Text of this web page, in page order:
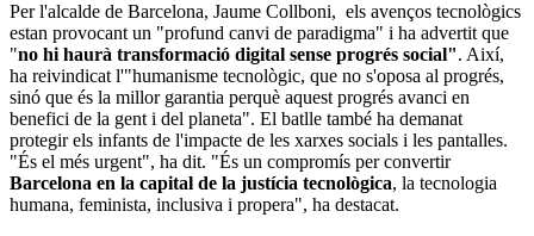
Per l'alcalde de Barcelona, Jaume Collboni, els avenços tecnològics
estan provocant un "profund canvi de paradigma" i ha advertit que
"no hi haurà transformació digital sense progrés social". Així,
ha reivindicat l'"humanisme tecnològic, que no s'oposa al progrés,
sinó que és la millor garantia perquè aquest progrés avanci en
benefici de la gent i del planeta". El batlle també ha demanat
protegir els infants de l'impacte de les xarxes socials i les pantalles.
"És el més urgent", ha dit. "És un compromís per convertir
Barcelona en la capital de la justícia tecnològica, la tecnologia
humana, feminista, inclusiva i propera", ha destacat.